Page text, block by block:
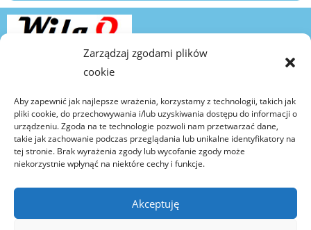
Zarządzaj zgodami plików
cookie
Aby zapewnić jak najlepsze wrażenia, korzystamy z technologii, takich jak
pliki cookie, do przechowywania i/lub uzyskiwania dostępu do informacji o
urządzeniu. Zgoda na te technologie pozwoli nam przetwarzać dane,
takie jak zachowanie podczas przeglądania lub unikalne identyfikatory na
tej stronie. Brak wyrażenia zgody lub wycofanie zgody może
niekorzystnie wpłynąć na niektóre cechy i funkcje.
Akceptuję
Icon by Icons8
Kontakt
kontakt@wilgo.pl